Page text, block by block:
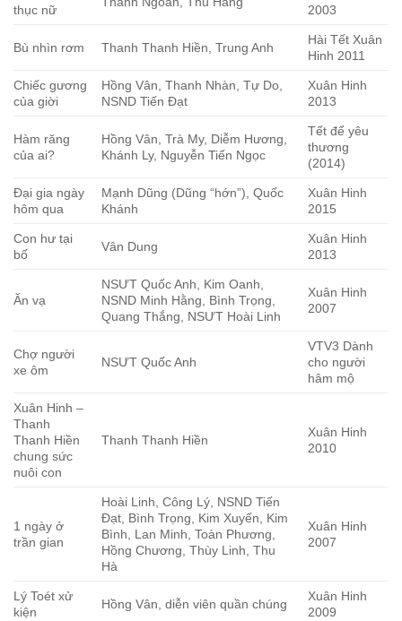
thục nữ
2003
Bù nhìn rơm Thanh Thanh Hiền, Trung Anh
Hài Tết Xuân
Hinh 2011
Chiếc gương
của giời
Hồng Vân, Thanh Nhàn, Tự Do,
NSND Tiến Đạt
Xuân Hinh
2013
Hàm răng
của ai?
Hồng Vân, Trà My, Diễm Hương,
Khánh Ly, Nguyễn Tiến Ngọc
Tết để yêu
thương
(2014)
Đại gia ngày
hôm qua
Mạnh Dũng (Dũng “hớn”), Quốc
Khánh
Xuân Hinh
2015
Con hư tại
bố
Vân Dung
Xuân Hinh
2013
Ăn vạ
NSƯT Quốc Anh, Kim Oanh,
NSND Minh Hằng, Bình Trọng,
Quang Thắng, NSƯT Hoài Linh
Xuân Hinh
2007
Chợ người
xe ôm
NSƯT Quốc Anh
VTV3 Dành
cho người
hâm mộ
Xuân Hinh –
Thanh
Thanh Hiền
chung sức
nuôi con
Thanh Thanh Hiền
Xuân Hinh
2010
1 ngày ở
trần gian
Hoài Linh, Công Lý, NSND Tiến
Đạt, Bình Trọng, Kim Xuyến, Kim
Bình, Lan Minh, Toàn Phương,
Hồng Chương, Thùy Linh, Thu
Hà
Xuân Hinh
2007
Lý Toét xử
kiện
Hồng Vân, diễn viên quần chúng
Xuân Hinh
2009